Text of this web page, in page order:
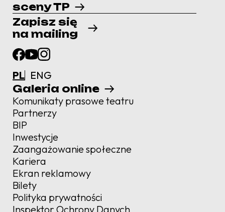
sceny TP
Zapisz się
na mailing
PL ENG
Galeria online
Komunikaty prasowe teatru
Partnerzy
BIP
Inwestycje
Zaangażowanie społeczne
Kariera
Ekran reklamowy
Bilety
Polityka prywatności
Inspektor Ochrony Danych